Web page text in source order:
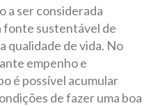
a ser considerada
fonte sustentável de
qualidade de vida. No
empenho e
é possível acumular
de fazer uma boa